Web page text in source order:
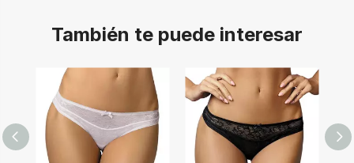
También te puede interesar